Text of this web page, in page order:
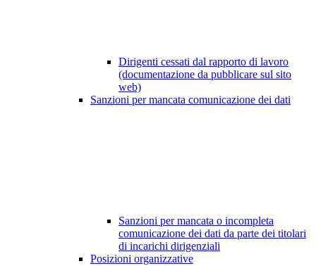
Dirigenti cessati dal rapporto di lavoro
(documentazione da pubblicare sul sito
web)
Sanzioni per mancata comunicazione dei dati
Sanzioni per mancata o incompleta
comunicazione dei dati da parte dei titolari
di incarichi dirigenziali
Posizioni organizzative